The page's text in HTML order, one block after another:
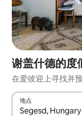
谢盖什德的度
在爱彼迎上寻找并
地点
如有搜索结果，请